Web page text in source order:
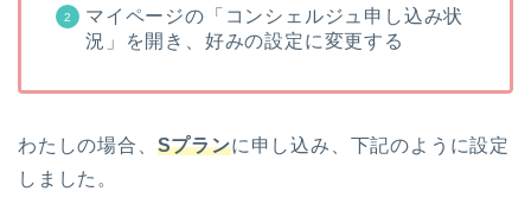
マイページの「コンシェルジュ申し込み状
況」を開き、好みの設定に変更する
わたしの場合、 Sプランに申し込み、下記のように設定
しました。